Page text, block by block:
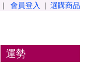
| 會員登入 | 選購商品
運勢